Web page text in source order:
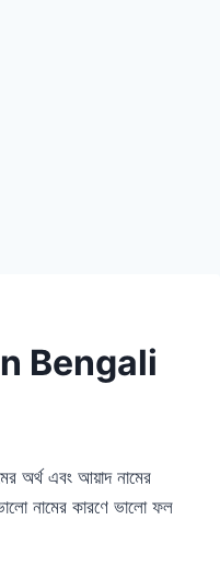
in Bengali
এবং আয়াদ নামের
নামের কারণে ভালো ফল